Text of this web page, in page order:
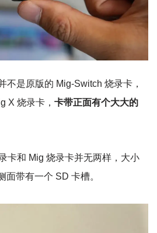
不是原版的 Mig-Switch 烧录卡，
X 烧录卡， 卡带正面有个大大的
卡和 Mig 烧录卡并无两样，大小
面带有一个 SD 卡槽。